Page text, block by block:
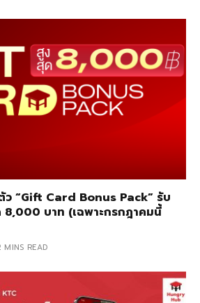
“Gift Card Bonus Pack” รับ
8,000 บาท (เฉพาะกรกฎาคมนี้
MINS READ